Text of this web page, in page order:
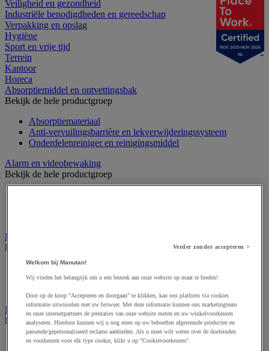
Veiligheid en gezondheid
Industriële benodigdheden en gereedschap
Verpakking en opslag
Hygiëne
Sport en vrije tijd
Terrein
Kantoor
Horeca
Absorptiemiddel en ontvettingsbak
Bekijk de hele productgroep
Absorptiemateriaal
Anti-vervuilingsbarrière en lekverwijderingssysteem
Onderdelenreiniger en reinigingsmiddel
Alarm en videobewaking
Bekijk de hele productgroep
Badge en prikklok
Bekijk de hele productgroep
Badge en kaart
Draaihek en klapdeur
Barrière- en beschermingspaal
Bekijk de hele productgroep
Afzetpaal met band
NOV 2025-NOV 2026
NL
Verder zonder accepteren >
Welkom bij Manutan!
Wij vinden het belangrijk om u een bezoek aan onze website op maat te bieden!
Door op de knop "Accepteren en doorgaan" te klikken, kan ons platform via cookies
informatie uitwisselen met uw browser. Met deze informatie kunnen ons marketingteam
en onze internetpartners de prestaties van onze website meten en uw winkelvoorkeuren
analyseren. Hierdoor kunnen wij u nog meer op uw behoeften afgestemde producten en
passende/gepersonaliseerd reclame aanbieden. Als u meer wilt weten over de doeleinden
en voorkeuren voor elk type cookie, klikt u op "Cookievoorkeuren".